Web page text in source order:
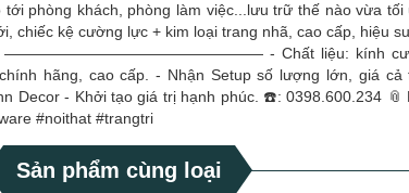
phòng khách, phòng làm việc...lưu trữ thế nào vừa
chiếc kệ cường lực + kim loại trang nhã, cao cấp, hiệu
🥰 ————————————————— - Chất liệu: kính
cao cấp. - Nhận Setup số lượng lớn, giá cả
tạo giá trị hạnh phúc. ☎️: 0398.600.234 📎 F:
#noithat #trangtri
Sản phẩm cùng loại